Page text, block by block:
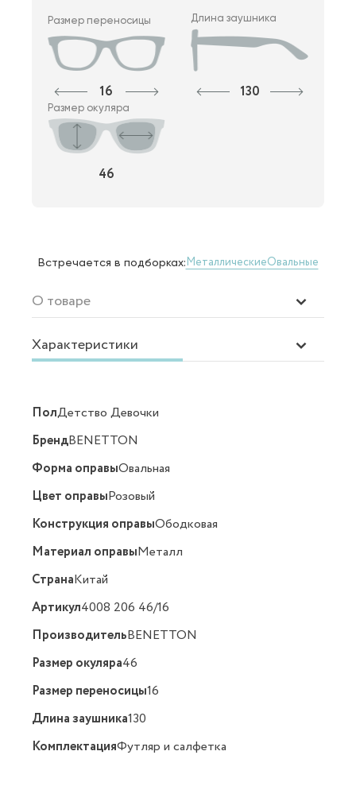
Размер переносицы
16
Длина заушника
130
Размер окуляра
46
Встречается в подборках:МеталлическиеОвальные
О товаре
Характеристики
ПолДетство Девочки
БрендBENETTON
Форма оправыОвальная
Цвет оправыРозовый
Конструкция оправыОбодковая
Материал оправыМеталл
СтранаКитай
Артикул4008 206 46/16
ПроизводительBENETTON
Размер окуляра46
Размер переносицы16
Длина заушника130
КомплектацияФутляр и салфетка